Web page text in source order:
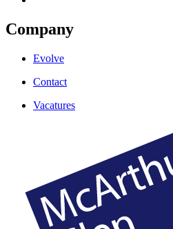
Company
Evolve
Contact
Vacatures